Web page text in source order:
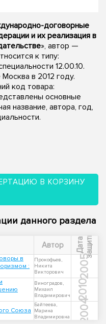
договорные
и их реализация в
», автор —
к типу:
12.00.10.
в 2012 году.
код товара:
основные
название, автора, год,
В КОРЗИНУ
данного раздела
Автор Д
а
т
а
з
а
щ
и
т ы
в
:
Прокофьев,
Никита
Викторович
2005
Виноградов,
Михаил
Владимирович
2010
Союза
Байтеева,
Марина
Владимировна
2004